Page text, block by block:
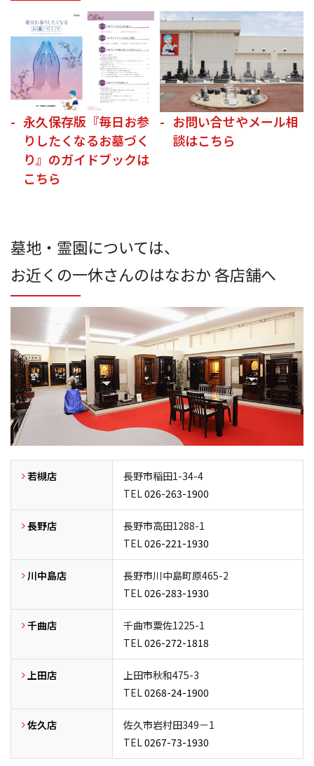
永久保存版『毎日お参
りしたくなるお墓づく
り』のガイドブックは
こちら
お問い合せやメール相
談はこちら
墓地・霊園については、
お近くの一休さんのはなおか 各店舗へ
若槻店
長野市稲田1-34-4
TEL026-263-1900
長野店
長野市高田1288-1
TEL026-221-1930
川中島店
長野市川中島町原465-2
TEL026-283-1930
千曲店
千曲市粟佐1225-1
TEL026-272-1818
上田店
上田市秋和475-3
TEL0268-24-1900
佐久店
佐久市岩村田349－1
TEL0267-73-1930